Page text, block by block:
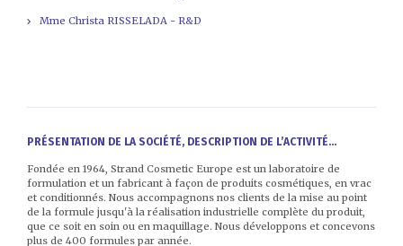
Mme Christa RISSELADA - R&D
PRÉSENTATION DE LA SOCIÉTÉ, DESCRIPTION DE L’ACTIVITÉ...
Fondée en 1964, Strand Cosmetic Europe est un laboratoire de
formulation et un fabricant à façon de produits cosmétiques, en vrac
et conditionnés. Nous accompagnons nos clients de la mise au point
de la formule jusqu'à la réalisation industrielle complète du produit,
que ce soit en soin ou en maquillage. Nous développons et concevons
plus de 400 formules par année.